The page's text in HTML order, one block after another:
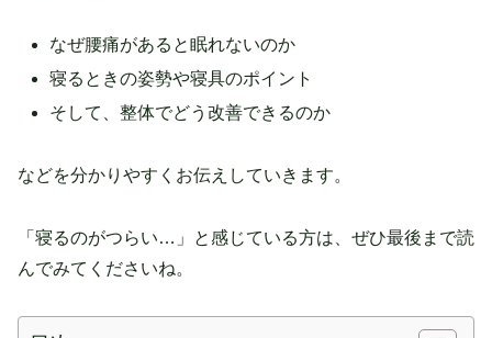
なぜ腰痛があると眠れないのか
寝るときの姿勢や寝具のポイント
そして、整体でどう改善できるのか
などを分かりやすくお伝えしていきます。
「寝るのがつらい…」と感じている方は、ぜひ最後まで読
んでみてくださいね。